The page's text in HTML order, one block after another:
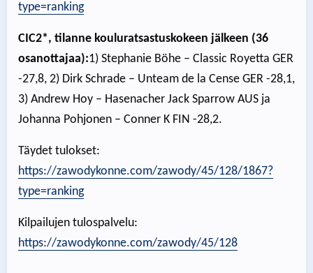
type=ranking
CIC2*, tilanne kouluratsastuskokeen jälkeen (36
osanottajaa):1) Stephanie Böhe – Classic Royetta GER
-27,8, 2) Dirk Schrade – Unteam de la Cense GER -28,1,
3) Andrew Hoy – Hasenacher Jack Sparrow AUS ja
Johanna Pohjonen – Conner K FIN -28,2.
Täydet tulokset:
https://zawodykonne.com/zawody/45/128/1867?
type=ranking
Kilpailujen tulospalvelu:
https://zawodykonne.com/zawody/45/128